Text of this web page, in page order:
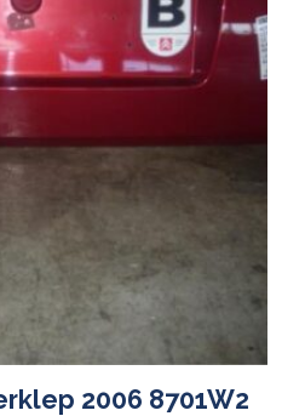
2006 8701W2